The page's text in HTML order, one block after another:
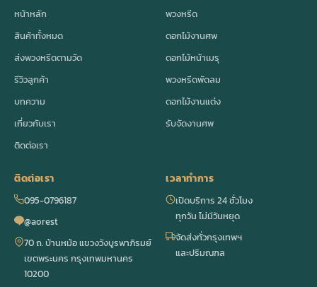
หน้าหลัก
สินค้าทั้งหมด
ส่งพวงหรีดตามวัด
รีวิวลูกค้า
บทความ
เกี่ยวกับเรา
ติดต่อเรา
พวงหรีด
ดอกไม้งานศพ
ดอกไม้หน้าเมรุ
พวงหรีดพัดลม
ดอกไม้งานแต่ง
รับจัดงานศพ
ติดต่อเรา
095-0796187
@aorest
70 ถ. บ้านหม้อ แขวงวังบูรพาภิรมย์
เขตพระนคร กรุงเทพมหานคร
10200
เวลาทำการ
เปิดบริการ 24 ชั่วโมง
ทุกวัน ไม่มีวันหยุด
จัดส่งทั่วกรุงเทพฯ
และปริมณฑล